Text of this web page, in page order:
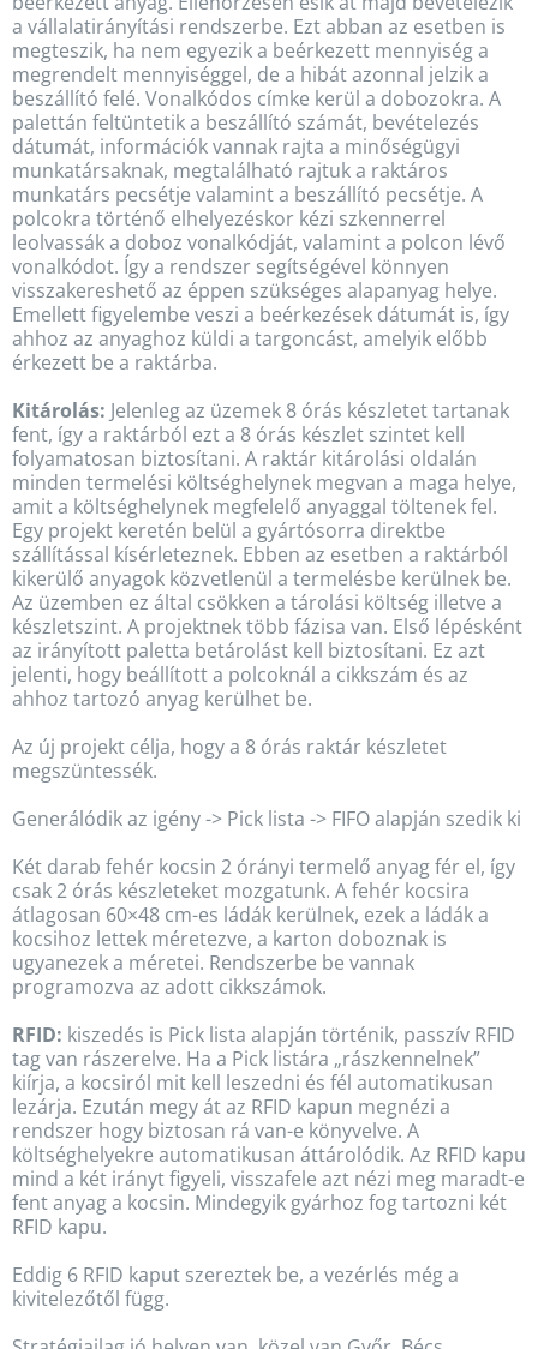
a vállalatirányítási rendszerbe. Ezt abban az esetben is
megteszik, ha nem egyezik a beérkezett mennyiség a
megrendelt mennyiséggel, de a hibát azonnal jelzik a
beszállító felé. Vonalkódos címke kerül a dobozokra. A
palettán feltüntetik a beszállító számát, bevételezés
dátumát, információk vannak rajta a minőségügyi
munkatársaknak, megtalálható rajtuk a raktáros
munkatárs pecsétje valamint a beszállító pecsétje. A
polcokra történő elhelyezéskor kézi szkennerrel
leolvassák a doboz vonalkódját, valamint a polcon lévő
vonalkódot. Így a rendszer segítségével könnyen
visszakereshető az éppen szükséges alapanyag helye.
Emellett figyelembe veszi a beérkezések dátumát is, így
ahhoz az anyaghoz küldi a targoncást, amelyik előbb
érkezett be a raktárba.
Kitárolás: Jelenleg az üzemek 8 órás készletet tartanak
fent, így a raktárból ezt a 8 órás készlet szintet kell
folyamatosan biztosítani. A raktár kitárolási oldalán
minden termelési költséghelynek megvan a maga helye,
amit a költséghelynek megfelelő anyaggal töltenek fel.
Egy projekt keretén belül a gyártósorra direktbe
szállítással kísérleteznek. Ebben az esetben a raktárból
kikerülő anyagok közvetlenül a termelésbe kerülnek be.
Az üzemben ez által csökken a tárolási költség illetve a
készletszint. A projektnek több fázisa van. Első lépésként
az irányított paletta betárolást kell biztosítani. Ez azt
jelenti, hogy beállított a polcoknál a cikkszám és az
ahhoz tartozó anyag kerülhet be.
Az új projekt célja, hogy a 8 órás raktár készletet
megszüntessék.
Generálódik az igény -> Pick lista -> FIFO alapján szedik ki
Két darab fehér kocsin 2 órányi termelő anyag fér el, így
csak 2 órás készleteket mozgatunk. A fehér kocsira
átlagosan 60×48 cm-es ládák kerülnek, ezek a ládák a
kocsihoz lettek méretezve, a karton doboznak is
ugyanezek a méretei. Rendszerbe be vannak
programozva az adott cikkszámok.
RFID: kiszedés is Pick lista alapján történik, passzív RFID
tag van rászerelve. Ha a Pick listára „rászkennelnek”
kiírja, a kocsiról mit kell leszedni és fél automatikusan
lezárja. Ezután megy át az RFID kapun megnézi a
rendszer hogy biztosan rá van-e könyvelve. A
költséghelyekre automatikusan áttárolódik. Az RFID kapu
mind a két irányt figyeli, visszafele azt nézi meg maradt-e
fent anyag a kocsin. Mindegyik gyárhoz fog tartozni két
RFID kapu.
Eddig 6 RFID kaput szereztek be, a vezérlés még a
kivitelezőtől függ.